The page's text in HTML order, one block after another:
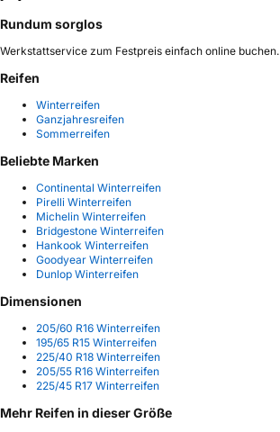
Rundum sorglos
Werkstattservice zum Festpreis einfach online buchen.
Reifen
Winterreifen
Ganzjahresreifen
Sommerreifen
Beliebte Marken
Continental Winterreifen
Pirelli Winterreifen
Michelin Winterreifen
Bridgestone Winterreifen
Hankook Winterreifen
Goodyear Winterreifen
Dunlop Winterreifen
Dimensionen
205/60 R16 Winterreifen
195/65 R15 Winterreifen
225/40 R18 Winterreifen
205/55 R16 Winterreifen
225/45 R17 Winterreifen
Mehr Reifen in dieser Größe